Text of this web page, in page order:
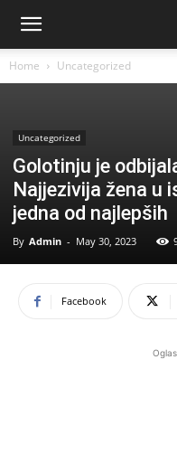
Home Uncategorized
Uncategorized
Golotinju je
Najjezivija žena u
jedna od najlepših
By Admin - May 30, 2023
Facebook